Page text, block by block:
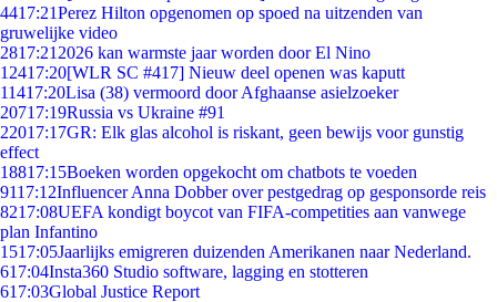
4417:21Perez Hilton opgenomen op spoed na uitzenden van
gruwelijke video
2817:21 2026 kan warmste jaar worden door El Nino
12417:20[WLR SC #417] Nieuw deel openen was kaputt
11417:20Lisa (38) vermoord door Afghaanse asielzoeker
20717:19Russia vs Ukraine #91
22017:17GR: Elk glas alcohol is riskant, geen bewijs voor gunstig
effect
18817:15Boeken worden opgekocht om chatbots te voeden
9117:12Influencer Anna Dobber over pestgedrag op gesponsorde reis
8217:08UEFA kondigt boycot van FIFA-competities aan vanwege
plan Infantino
1517:05Jaarlijks emigreren duizenden Amerikanen naar Nederland.
617:04Insta360 Studio software, lagging en stotteren
617:03Global Justice Report